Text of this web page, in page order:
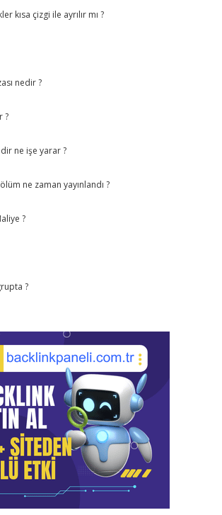
kısa çizgi ile ayrılır mı ?
nedir ?
?
ne işe yarar ?
ne zaman yayınlandı ?
?
?